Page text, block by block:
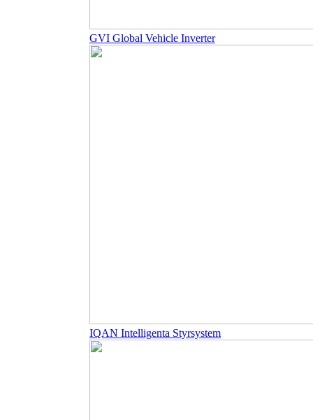
GVI Global Vehicle Inverter
IQAN Intelligenta Styrsystem